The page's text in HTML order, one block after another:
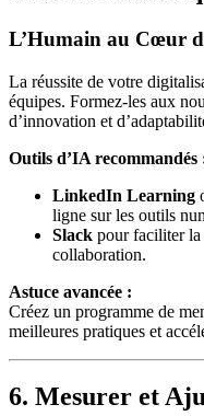
L’Humain au Cœur
La réussite de votre
équipes. Formez-les aux
d’innovation et
Outils d’IA recommandés
LinkedIn Learning
ligne sur les outils
Slack pour faciliter la
collaboration.
Astuce avancée :
Créez un programme de
meilleures pratiques et
6. Mesurer et